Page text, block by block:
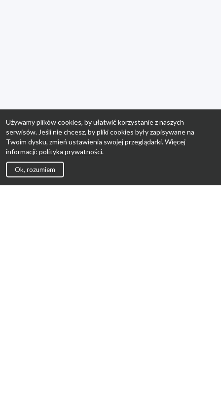
Używamy plików cookies, by ułatwić korzystanie z naszych
serwisów. Jeśli nie chcesz, by pliki cookies były zapisywane na
Twoim dysku, zmień ustawienia swojej przeglądarki. Więcej
informacji: polityka prywatności.
Ok, rozumiem